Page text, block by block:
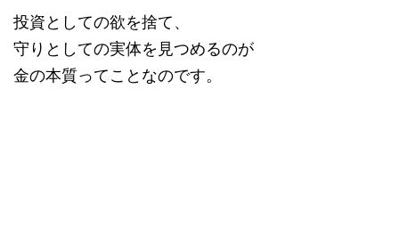
投資としての欲を捨て、
守りとしての実体を見つめるのが
金の本質ってことなのです。